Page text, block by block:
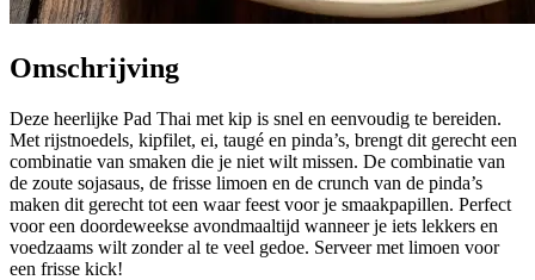
Omschrijving
Deze heerlijke Pad Thai met kip is snel en eenvoudig te bereiden.
Met rijstnoedels, kipfilet, ei, taugé en pinda’s, brengt dit gerecht een
combinatie van smaken die je niet wilt missen. De combinatie van
de zoute sojasaus, de frisse limoen en de crunch van de pinda’s
maken dit gerecht tot een waar feest voor je smaakpapillen. Perfect
voor een doordeweekse avondmaaltijd wanneer je iets lekkers en
voedzaams wilt zonder al te veel gedoe. Serveer met limoen voor
een frisse kick!